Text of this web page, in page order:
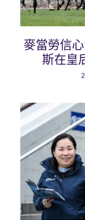
麥當勞信
斯在皇